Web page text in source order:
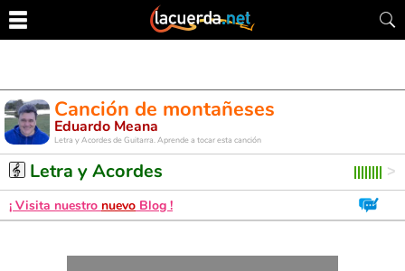
Canción de montañeses
Eduardo Meana
Letra y Acordes de Guitarra. Aprende a tocar esta canción
Letra y Acordes
¡ Visita nuestro nuevo Blog !